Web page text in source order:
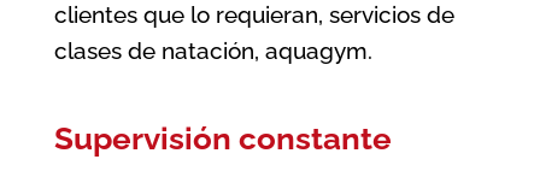
clientes que lo requieran, servicios de
clases de natación, aquagym.
Supervisión constante